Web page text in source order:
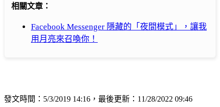
相關文章：
Facebook Messenger 隱藏的「夜間模式」，讓我
用月亮來召喚你！
發文時間：5/3/2019 14:16，最後更新：11/28/2022 09:46